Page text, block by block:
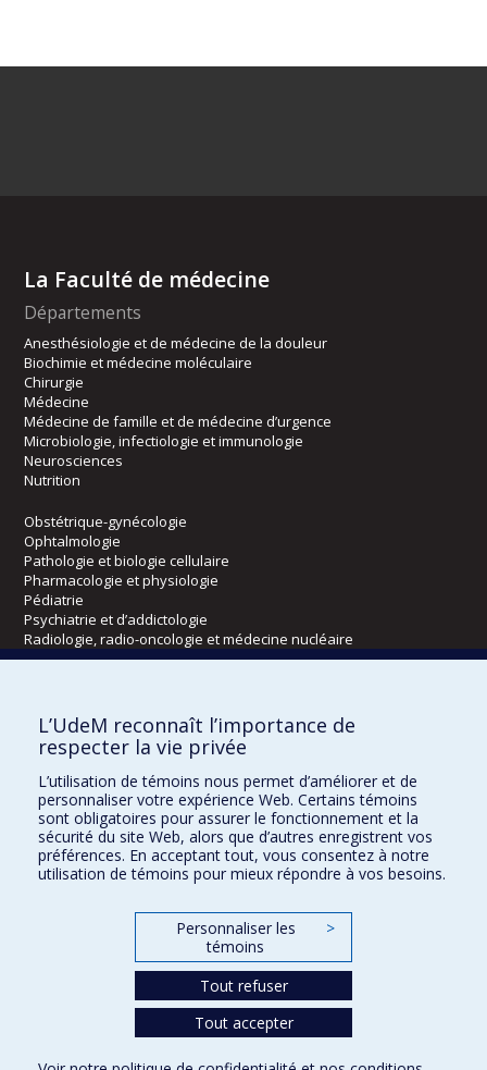
La Faculté de médecine
Départements
Anesthésiologie et de médecine de la douleur
Biochimie et médecine moléculaire
Chirurgie
Médecine
Médecine de famille et de médecine d’urgence
Microbiologie, infectiologie et immunologie
Neurosciences
Nutrition
Obstétrique-gynécologie
Ophtalmologie
Pathologie et biologie cellulaire
Pharmacologie et physiologie
Pédiatrie
Psychiatrie et d’addictologie
Radiologie, radio-oncologie et médecine nucléaire
Écoles
Kinésiologie et des sciences de l’activité physique
Orthophonie et audiologie
Réadaptation
Directions
DPC
CPASS
L’UdeM reconnaît l’importance de
respecter la vie privée
L’utilisation de témoins nous permet d’améliorer et de
personnaliser votre expérience Web. Certains témoins
sont obligatoires pour assurer le fonctionnement et la
sécurité du site Web, alors que d’autres enregistrent vos
préférences. En acceptant tout, vous consentez à notre
utilisation de témoins pour mieux répondre à vos besoins.
Personnaliser les
témoins
>
Tout refuser
Tout accepter